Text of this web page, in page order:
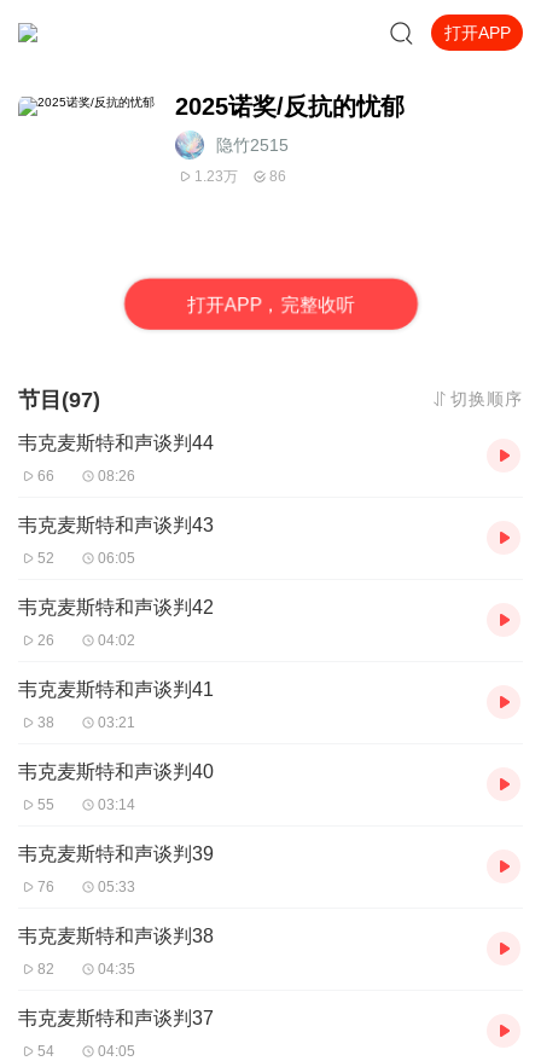
打开APP
2025诺奖/反抗的忧郁
隐竹2515
1.23万 86
打开APP，完整收听
节目(97) 切换顺序
韦克麦斯特和声谈判44
66 08:26
韦克麦斯特和声谈判43
52 06:05
韦克麦斯特和声谈判42
26 04:02
韦克麦斯特和声谈判41
38 03:21
韦克麦斯特和声谈判40
55 03:14
韦克麦斯特和声谈判39
76 05:33
韦克麦斯特和声谈判38
82 04:35
韦克麦斯特和声谈判37
54 04:05